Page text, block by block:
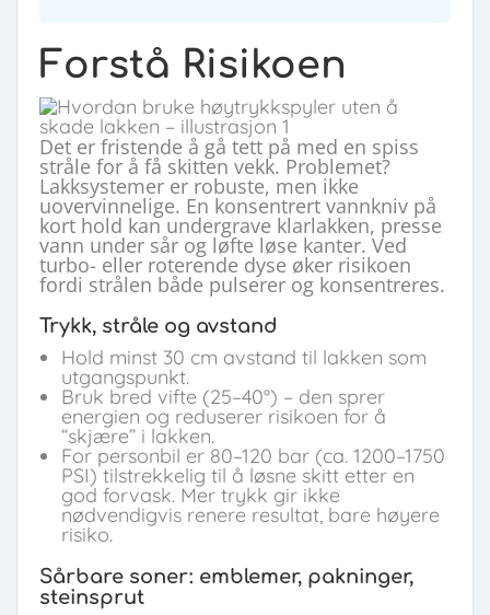
Forstå Risikoen
Det er fristende å gå tett på med en spiss
stråle for å få skitten vekk. Problemet?
Lakksystemer er robuste, men ikke
uovervinnelige. En konsentrert vannkniv på
kort hold kan undergrave klarlakken, presse
vann under sår og løfte løse kanter. Ved
turbo- eller roterende dyse øker risikoen
fordi strålen både pulserer og konsentreres.
Trykk, stråle og avstand
Hold minst 30 cm avstand til lakken som
utgangspunkt.
Bruk bred vifte (25–40°) – den sprer
energien og reduserer risikoen for å
“skjære” i lakken.
For personbil er 80–120 bar (ca. 1200–1750
PSI) tilstrekkelig til å løsne skitt etter en
god forvask. Mer trykk gir ikke
nødvendigvis renere resultat, bare høyere
risiko.
Sårbare soner: emblemer, pakninger,
steinsprut